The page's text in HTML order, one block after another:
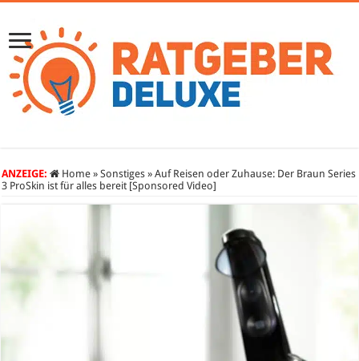
ANZEIGE: Home » Sonstiges » Auf Reisen oder Zuhause: Der Braun Series
3 ProSkin ist für alles bereit [Sponsored Video]